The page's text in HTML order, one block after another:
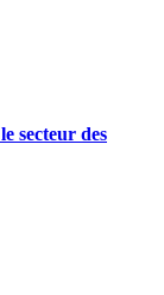
secteur des